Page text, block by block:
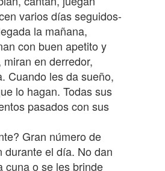
varios días seguidos-
la mañana,
con buen apetito y
en derredor,
Cuando les da sueño,
lo hagan. Todas sus
pasados con sus
Gran número de
durante el día. No dan
cuna o se les brinde